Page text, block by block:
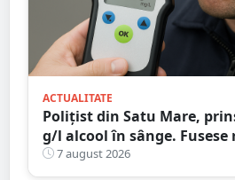
ACTUALITATE
Polițist din Satu Mare,
g/l alcool în sânge. Fusese
că circula pe contrasens
7 august 2026